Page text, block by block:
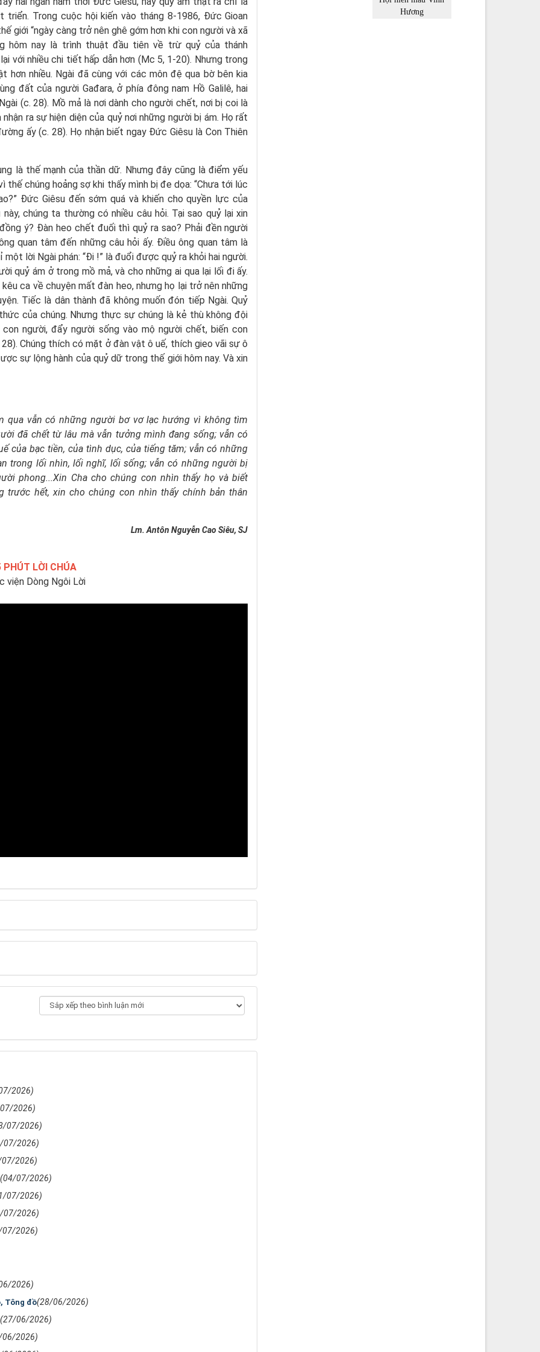
triển. Trong cuộc hội kiến vào tháng 8-1986, Đức Gioan
giới “ngày càng trở nên ghê gớm hơn khi con người và xã
hôm nay là trình thuật đầu tiên về trừ quỷ của thánh
với nhiều chi tiết hấp dẫn hơn (Mc 5, 1-20). Nhưng trong
hơn nhiều. Ngài đã cùng với các môn đệ qua bờ bên kia
đất của người Gađara, ở phía đông nam Hồ Galilê, hai
(c. 28). Mồ mả là nơi dành cho người chết, nơi bị coi là
ra sự hiện diện của quỷ nơi những người bị ám. Họ rất
ấy (c. 28). Họ nhận biết ngay Đức Giêsu là Con Thiên
là thế mạnh của thần dữ. Nhưng đây cũng là điểm yếu
chúng hoảng sợ khi thấy mình bị đe dọa: “Chưa tới lúc
Đức Giêsu đến sớm quá và khiến cho quyền lực của
chúng ta thường có nhiều câu hỏi. Tại sao quỷ lại xin
ý? Đàn heo chết đuối thì quỷ ra sao? Phải đền người
quan tâm đến những câu hỏi ấy. Điều ông quan tâm là
lời Ngài phán: “Đi !” là đuổi được quỷ ra khỏi hai người.
quỷ ám ở trong mồ mả, và cho những ai qua lại lối đi ấy.
ca về chuyện mất đàn heo, nhưng họ lại trở nên những
Tiếc là dân thành đã không muốn đón tiếp Ngài. Quỷ
của chúng. Nhưng thực sự chúng là kẻ thù không đội
người, đẩy người sống vào mộ người chết, biến con
Chúng thích có mặt ở đàn vật ô uế, thích gieo vãi sự ô
sự lộng hành của quỷ dữ trong thế giới hôm nay. Và xin
qua vẫn có những người bơ vơ lạc hướng vì không tìm
đã chết từ lâu mà vẫn tưởng mình đang sống; vẫn có
của bạc tiền, của tình dục, của tiếng tăm; vẫn có những
trong lối nhìn, lối nghĩ, lối sống; vẫn có những người bị
phong...Xin Cha cho chúng con nhìn thấy họ và biết
trước hết, xin cho chúng con nhìn thấy chính bản thân
Lm. Antôn Nguyễn Cao Siêu, SJ
PHÚT LỜI CHÚA
viện Dòng Ngôi Lời
2026)
2026)
07/2026)
07/2026)
2026)
(04/07/2026)
07/2026)
07/2026)
2026)
2026)
Tông đồ(28/06/2026)
(27/06/2026)
2026)